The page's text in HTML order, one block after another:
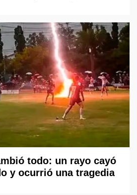
todo: un rayo cayó
y ocurrió una tragedia